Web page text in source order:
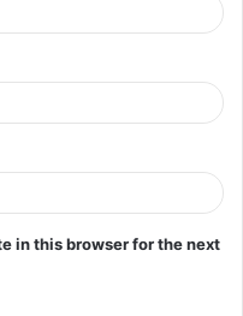
in this browser for the next